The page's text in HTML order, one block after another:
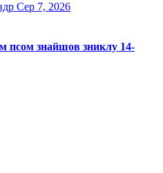
Сер 7, 2026
псом знайшов зниклу 14-